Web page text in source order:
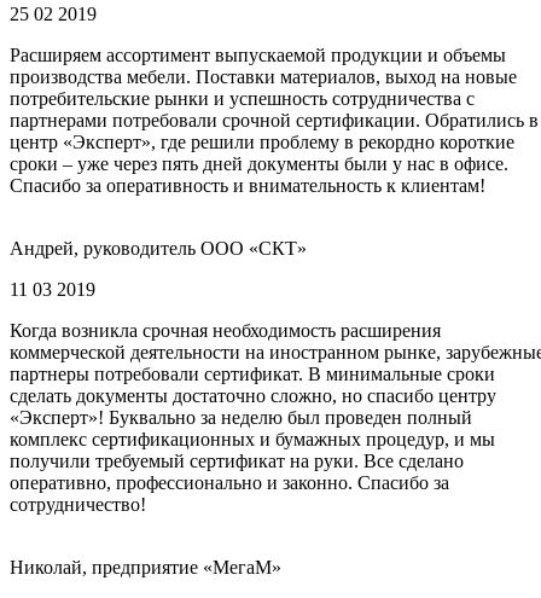
25 02 2019
Расширяем ассортимент выпускаемой продукции и объемы
производства мебели. Поставки материалов, выход на новые
потребительские рынки и успешность сотрудничества с
партнерами потребовали срочной сертификации. Обратились в
центр «Эксперт», где решили проблему в рекордно короткие
сроки – уже через пять дней документы были у нас в офисе.
Спасибо за оперативность и внимательность к клиентам!
Андрей, руководитель ООО «СКТ»
11 03 2019
Когда возникла срочная необходимость расширения
коммерческой деятельности на иностранном рынке,
партнеры потребовали сертификат. В минимальные сроки
сделать документы достаточно сложно, но спасибо центру
«Эксперт»! Буквально за неделю был проведен полный
комплекс сертификационных и бумажных процедур, и мы
получили требуемый сертификат на руки. Все сделано
оперативно, профессионально и законно. Спасибо за
сотрудничество!
Николай, предприятие «МегаМ»